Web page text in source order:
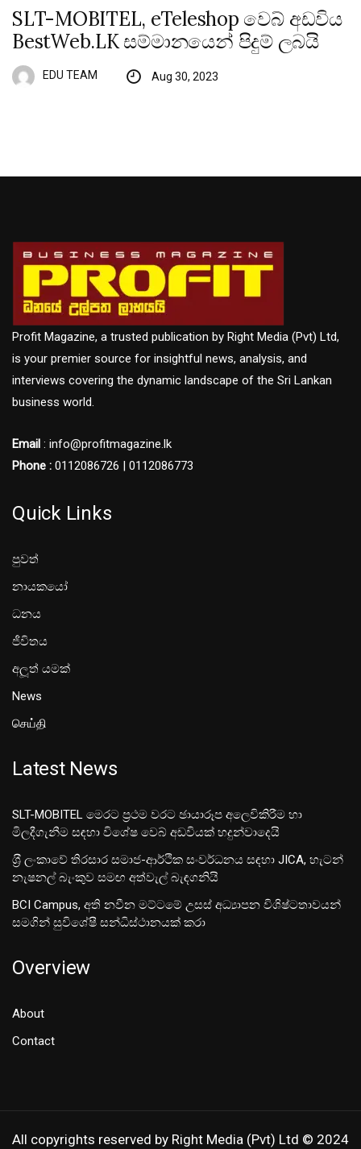
SLT-MOBITEL, eTeleshop වෙබ් අඩවිය
BestWeb.LK සම්මානයෙන් පිදුම් ලබයි
EDU TEAM Aug 30, 2023
Profit Magazine, a trusted publication by Right Media (Pvt) Ltd,
is your premier source for insightful news, analysis, and
interviews covering the dynamic landscape of the Sri Lankan
business world.
Email : info@profitmagazine.lk
Phone : 0112086726 | 0112086773
Quick Links
පුවත්
නායකයෝ
ධනය
ජීවිතය
අලූත් යමක්
News
செய்தி
Latest News
SLT-MOBITEL මෙරට ප්‍රථම වරට ඡායාරූප අලෙවිකිරීම හා
මිලදීගැනීම සඳහා විශේෂ වෙබ් අඩවියක් හදුන්වාදෙයි
ශ‍්‍රී ලංකාවේ තිරසාර සමාජ-ආර්ථික සංවර්ධනය සඳහා JICA, හැටන්
නැෂනල් බැංකුව සමඟ අත්වැල් බැඳගනියි
BCI Campus, අති නවීන මට්ටමේ උසස් අධ්‍යාපන විශිෂ්ටතාවයන්
සමගින් සුවිශේෂී සන්ධිස්ථානයක් කරා
Overview
About
Contact
All copyrights reserved by Right Media (Pvt) Ltd © 2024